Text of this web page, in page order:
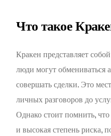
Что такое
Кракен представляет
люди могут
совершать сделки. Это
личных разговоров до
Однако стоит помнить,
и высокая степень риска,